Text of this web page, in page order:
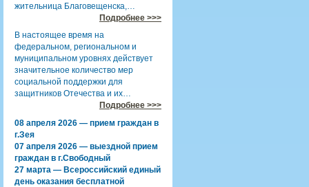
жительница Благовещенска,…
Подробнее >>>
В настоящее время на
федеральном, региональном и
муниципальном уровнях действует
значительное количество мер
социальной поддержки для
защитников Отечества и их…
Подробнее >>>
08 апреля 2026 — прием граждан в
г.Зея
07 апреля 2026 — выездной прием
граждан в г.Свободный
27 марта — Всероссийский единый
день оказания бесплатной